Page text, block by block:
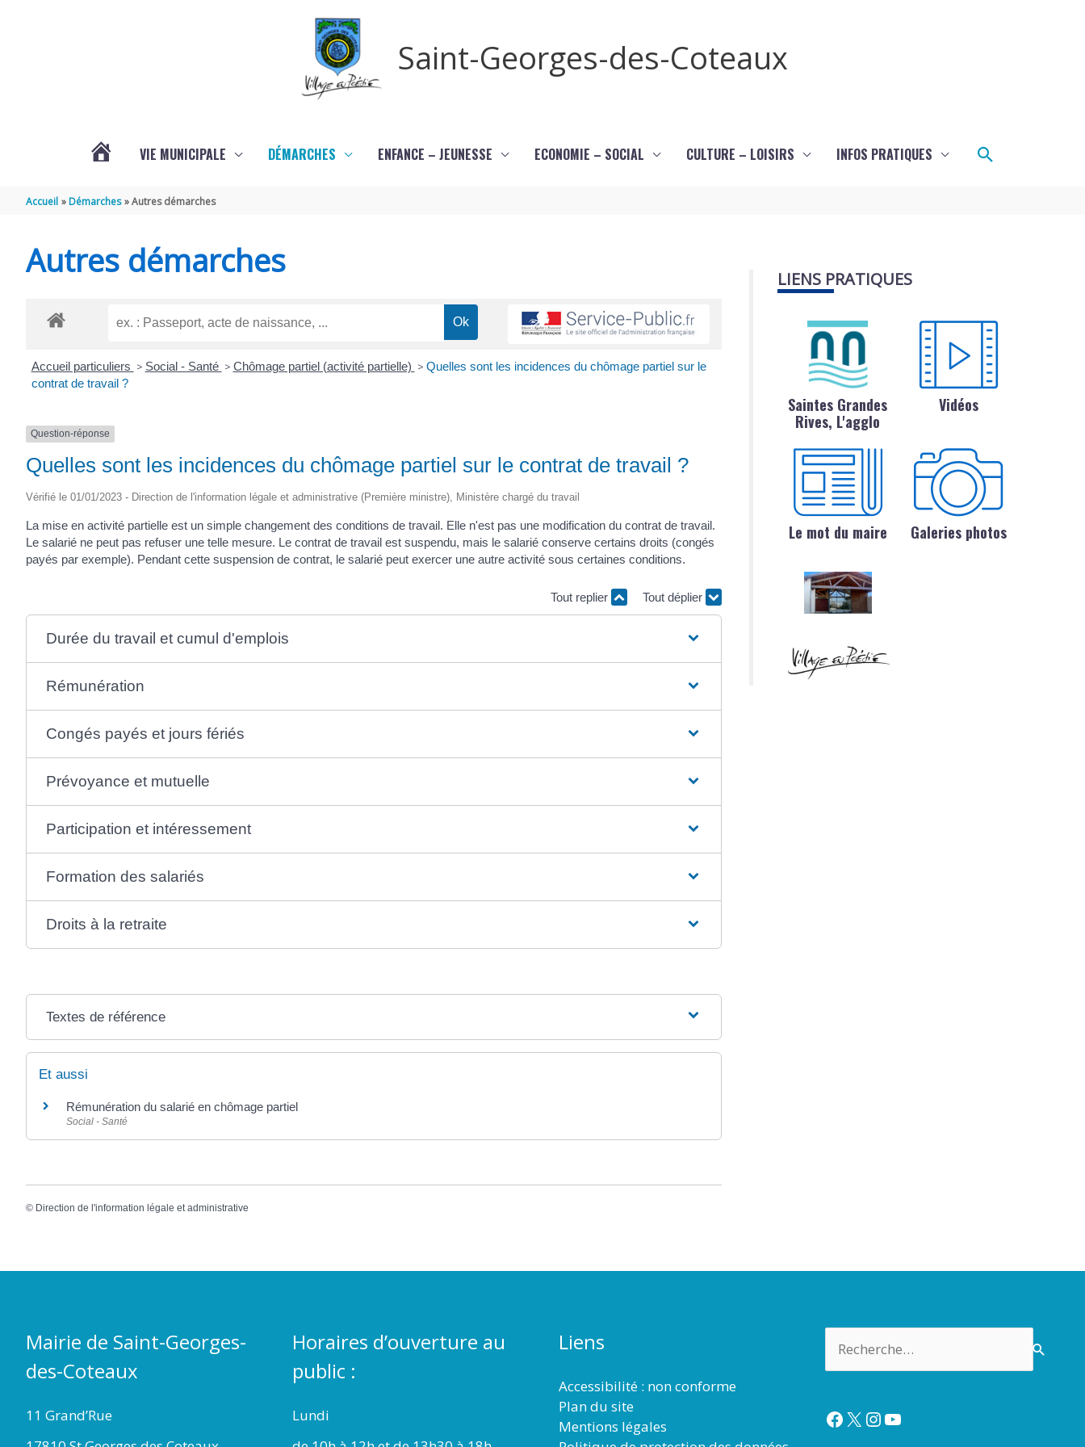
Saint-Georges-des-Coteaux
VIE MUNICIPALE DÉMARCHES ENFANCE – JEUNESSE ECONOMIE – SOCIAL CULTURE – LOISIRS INFOS PRATIQUES Rechercher
Accueil Démarches Autres démarches
Autres démarches
Accueil particuliers > Social - Santé > Chômage partiel (activité partielle) > Quelles sont les incidences du chômage partiel sur le
contrat de travail ?
Question-réponse
Quelles sont les incidences du chômage partiel sur le contrat de travail ?
Vérifié le 01/01/2023 - Direction de l'information légale et administrative (Première ministre), Ministère chargé du travail
La mise en activité partielle est un simple changement des conditions de travail. Elle n'est pas une modification du contrat de travail.
Le salarié ne peut pas refuser une telle mesure. Le contrat de travail est suspendu, mais le salarié conserve certains droits (congés
payés par exemple). Pendant cette suspension de contrat, le salarié peut exercer une autre activité sous certaines conditions.
Tout replier Tout déplier
Durée du travail et cumul d'emplois
Rémunération
Congés payés et jours fériés
Prévoyance et mutuelle
Participation et intéressement
Formation des salariés
Droits à la retraite
Textes de référence
Et aussi
Rémunération du salarié en chômage partiel
Social - Santé
© Direction de l'information légale et administrative
LIENS PRATIQUES
Saintes Grandes
Rives, L'agglo
Vidéos
Le mot du maire Galeries photos
Mairie de Saint-Georges-
des-Coteaux
11 Grand’Rue
Horaires d’ouverture au
public :
Lundi
Liens
Accessibilité : non conforme
Plan du site
Mentions légales
Facebook
X Instagram
YouTube